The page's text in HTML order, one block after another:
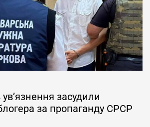
засудили
за пропаганду СРСР